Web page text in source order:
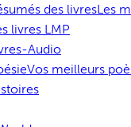
des livresLes
livres LMP
Audio
Vos meilleurs